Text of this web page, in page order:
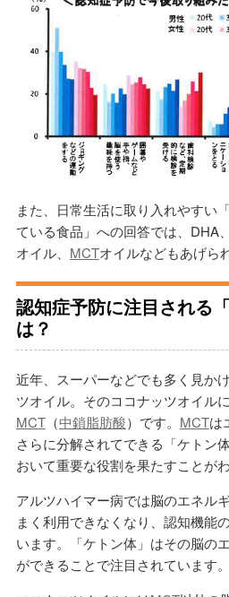
また、日常生活に取り入れやすい
ている食品」への回答では、DHA
オイル、 MCTオイルなどもあげら
認知症予防に注目される
は？
近年、スーパーなどでも多く見か
ツオイル。そのココナッツオイル
MCT（中鎖脂肪酸）です。 MCTは
さらに分解されてできる「ケトン
おいて重要な役割を果たすことが
アルツハイマー病では脳のエネル
まく利用できなくなり、認知機能
います。「ケトン体」はその脳の
ができることで注目されています。